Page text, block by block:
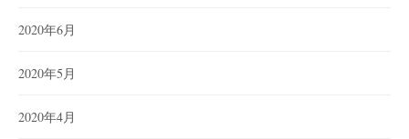
2020年6月
2020年5月
2020年4月